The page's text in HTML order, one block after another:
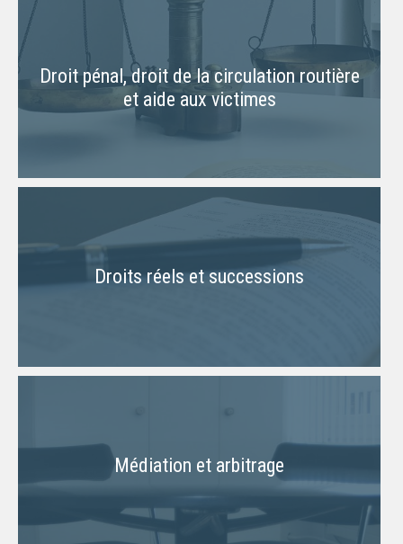
Droit pénal, droit de la circulation routière
et aide aux victimes
Droits réels et successions
Médiation et arbitrage